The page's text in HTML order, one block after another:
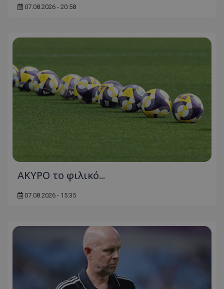
07.08.2026 - 20:58
AKYΡΟ το φιλικό...
07.08.2026 - 15:35